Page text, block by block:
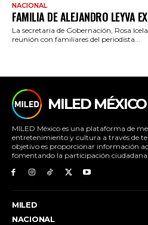
NACIONAL
FAMILIA DE ALEJANDRO LEYVA
La secretaria de Gobernación, Rosa
reunión con familiares del periodista...
MILED MÉXICO
MILED México es una plataforma de
entretenimiento y cultura a través de
objetivo es proporcionar información
fomentando la participación ciudadana.
MILED
NACIONAL